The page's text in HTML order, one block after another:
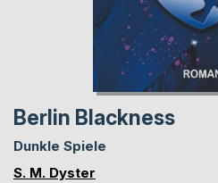
Berlin Blackness
Dunkle Spiele
S. M. Dyster